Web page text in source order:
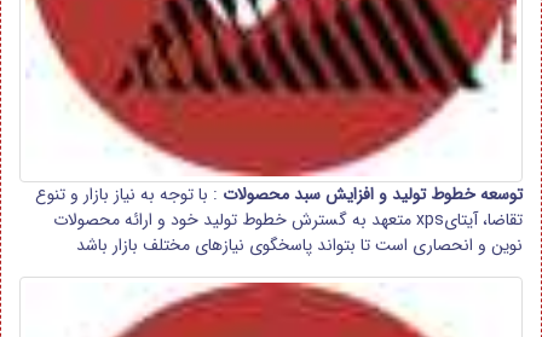
توسعه خطوط تولید و افزایش سبد محصولات : با توجه به نیاز بازار و تنوع
تقاضا، آیتایxps متعهد به گسترش خطوط تولید خود و ارائه محصولات
نوین و انحصاری است تا بتواند پاسخگوی نیازهای مختلف بازار باشد